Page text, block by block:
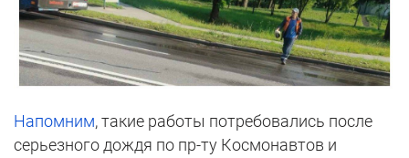
Напомним, такие работы потребовались после
серьезного дождя по пр-ту Космонавтов и